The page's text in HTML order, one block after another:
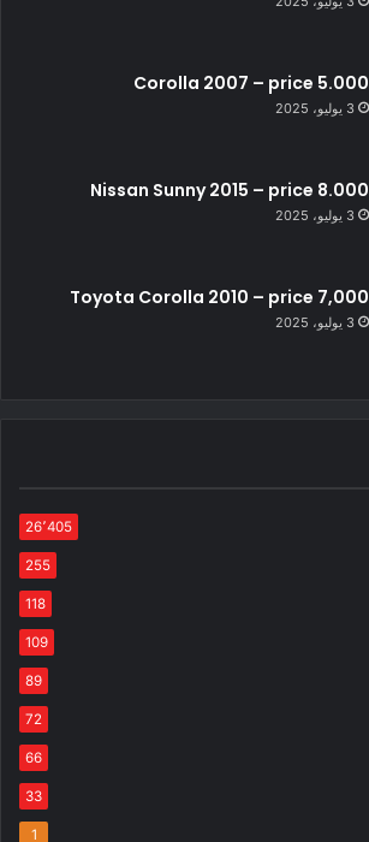
Corolla 2007 – price 5.000
3 يوليو، 2025
Nissan Sunny 2015 – price 8.000
3 يوليو، 2025
Toyota Corolla 2010 – price 7,000
3 يوليو، 2025
26٬405
255
118
109
89
72
66
33
1